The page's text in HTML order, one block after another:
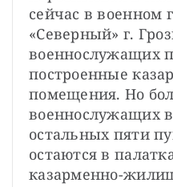
сейчас в военном
«Северный» г.
военнослужащих
построенные
помещения. Но
военнослужащих
остальных пяти
остаются в
казарменно-